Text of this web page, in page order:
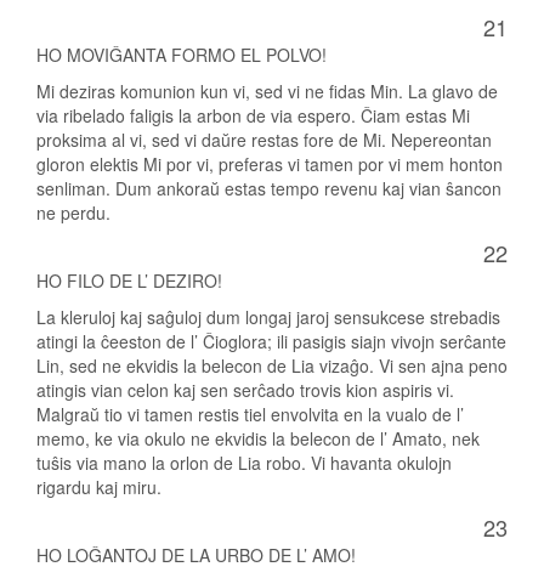
21
HO MOVIĜANTA FORMO EL POLVO!
Mi deziras komunion kun vi, sed vi ne fidas Min. La glavo de
via ribelado faligis la arbon de via espero. Ĉiam estas Mi
proksima al vi, sed vi daŭre restas fore de Mi. Nepereontan
gloron elektis Mi por vi, preferas vi tamen por vi mem honton
senliman. Dum ankoraŭ estas tempo revenu kaj vian ŝancon
ne perdu.
22
HO FILO DE L’ DEZIRO!
La kleruloj kaj saĝuloj dum longaj jaroj sensukcese strebadis
atingi la ĉeeston de l’ Ĉioglora; ili pasigis siajn vivojn serĉante
Lin, sed ne ekvidis la belecon de Lia vizaĝo. Vi sen ajna peno
atingis vian celon kaj sen serĉado trovis kion aspiris vi.
Malgraŭ tio vi tamen restis tiel envolvita en la vualo de l’
memo, ke via okulo ne ekvidis la belecon de l’ Amato, nek
tuŝis via mano la orlon de Lia robo. Vi havanta okulojn
rigardu kaj miru.
23
HO LOĜANTOJ DE LA URBO DE L’ AMO!